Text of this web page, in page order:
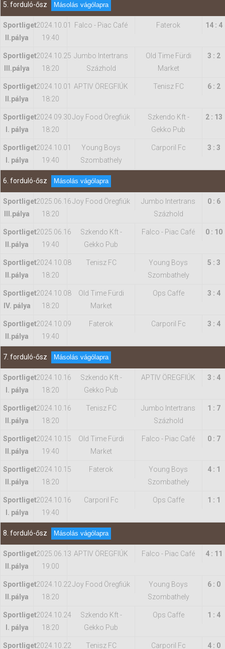
5. forduló-ősz Másolás vágólapra
Sportliget
II.pálya
2024.10.01
19:40
Falco - Piac Café Faterok 14 : 4
Sportliget
IIl.pálya
2024.10.25
18:20
Jumbo Intertrans
Százhold
Old Time Fürdi
Market
3 : 2
Sportliget
II.pálya
2024.10.01
18:20
APTIV ÖREGFIÚK Tenisz FC 6 : 2
Sportliget
I. pálya
2024.09.30
18:20
Joy Food Öregfiúk
Szkendo Kft -
Gekko Pub
2 : 13
Sportliget
I. pálya
2024.10.01
19:40
Young Boys
Szombathely
Carporil Fc 3 : 3
6. forduló-ősz Másolás vágólapra
Sportliget
IIl.pálya
2025.06.16
18:20
Joy Food Öregfiúk
Jumbo Intertrans
Százhold
0 : 6
Sportliget
II.pálya
2025.06.16
19:40
Szkendo Kft -
Gekko Pub
Falco - Piac Café 0 : 10
Sportliget
II.pálya
2024.10.08
18:20
Tenisz FC
Young Boys
Szombathely
5 : 3
Sportliget
IV. pálya
2024.10.08
18:20
Old Time Fürdi
Market
Ops Caffe 3 : 4
Sportliget
II.pálya
2024.10.09
19:40
Faterok Carporil Fc 3 : 4
7. forduló-ősz Másolás vágólapra
Sportliget
I. pálya
2024.10.16
18:20
Szkendo Kft -
Gekko Pub
APTIV ÖREGFIÚK 3 : 4
Sportliget
II.pálya
2024.10.16
18:20
Tenisz FC
Jumbo Intertrans
Százhold
1 : 7
Sportliget
II.pálya
2024.10.15
19:40
Old Time Fürdi
Market
Falco - Piac Café 0 : 7
Sportliget
II.pálya
2024.10.15
18:20
Faterok
Young Boys
Szombathely
4 : 1
Sportliget
I. pálya
2024.10.16
19:40
Carporil Fc Ops Caffe 1 : 1
8. forduló-ősz Másolás vágólapra
Sportliget
II.pálya
2025.06.13
19:00
APTIV ÖREGFIÚK Falco - Piac Café 4 : 11
Sportliget
II.pálya
2024.10.22
18:20
Joy Food Öregfiúk
Young Boys
Szombathely
6 : 0
Sportliget
I. pálya
2024.10.24
18:20
Szkendo Kft -
Gekko Pub
Ops Caffe 1 : 4
Sportliget2024.10.22 Tenisz FC Carporil Fc 4 : 0